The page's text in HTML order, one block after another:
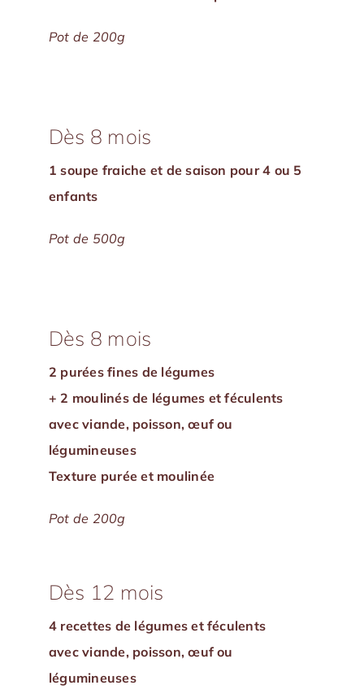
Pot de 200g
Dès 8 mois
1 soupe fraiche et de saison pour 4 ou 5
enfants
Pot de 500g
Dès 8 mois
2 purées fines de légumes
+ 2 moulinés de légumes et féculents
avec viande, poisson, œuf ou
légumineuses
Texture purée et moulinée
Pot de 200g
Dès 12 mois
4 recettes de légumes et féculents
avec viande, poisson, œuf ou
légumineuses